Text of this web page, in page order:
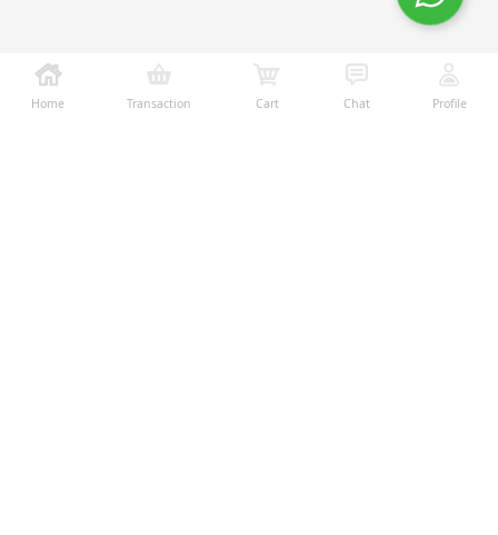
Home Transaction Cart Chat Profile